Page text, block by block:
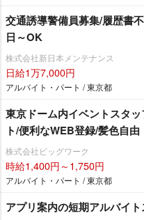
交通誘導警備員募集/履歴書
日～OK
株式会社新日本メンテナンス
日給1万7,000円
アルバイト・パート / 東京都
東京ドーム内イベントスタ
ト/便利なWEB登録/髪色自由
株式会社ビッグワーク
時給1,400円～1,750円
アルバイト・パート / 東京都
アプリ案内の短期アルバイ